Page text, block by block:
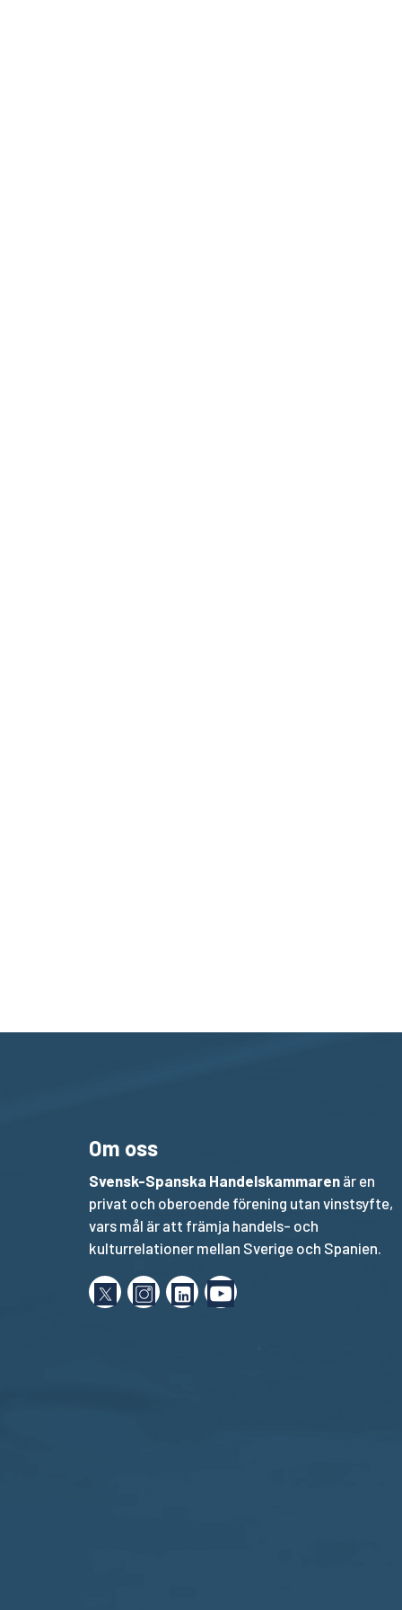
Om oss
Svensk-Spanska Handelskammaren är en
privat och oberoende förening utan vinstsyfte,
vars mål är att främja handels- och
kulturrelationer mellan Sverige och Spanien.